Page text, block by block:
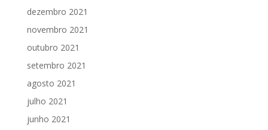
dezembro 2021
novembro 2021
outubro 2021
setembro 2021
agosto 2021
julho 2021
junho 2021